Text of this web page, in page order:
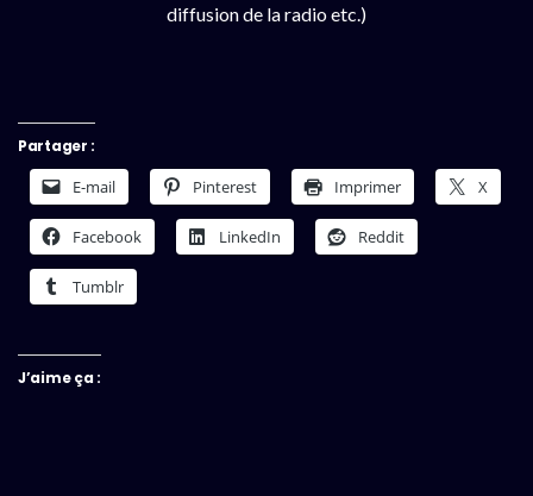
diffusion de la radio etc.)
Partager :
E-mail Pinterest Imprimer X
Facebook LinkedIn Reddit
Tumblr
J’aime ça :